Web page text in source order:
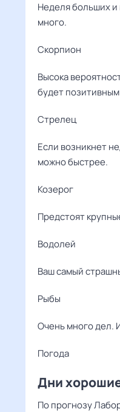
Неделя больших
много.
Скорпион
Высока
будет позитивным
Стрелец
Если возникнет
можно быстрее.
Козерог
Предстоят
Водолей
Ваш самый
Рыбы
Очень много дел.
Погода
Дни
По прогнозу